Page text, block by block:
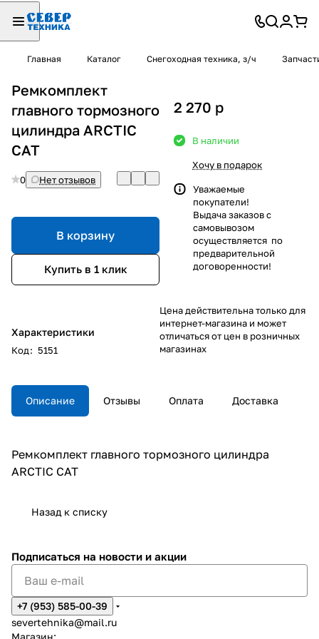
Главная Каталог Снегоходная техника, з/ч
Ремкомплект
главного тормозного
цилиндра ARCTIC
CAT
0 Нет отзывов
В корзину
Купить в 1 клик
Характеристики
Код: 5151
2 270 p
В наличии
Хочу в подарок
Уважаемые
покупатели!
Выдача заказов с
самовывозом
осуществляется по
предварительной
договоренности!
Цена действительна только для
интернет-магазина и может
отличаться от цен в розничных
магазинах
Описание Отзывы Оплата Доставка
Ремкомплект главного тормозного цилиндра
ARCTIC CAT
Назад к списку
Подписаться на новости и акции
+7 (953) 585-00-39
severtehnika@mail.ru
Магазин: